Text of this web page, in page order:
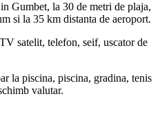
Gumbet, la 30 de metri de plaja,
si la 35 km distanta de aeroport.
satelit, telefon, seif, uscator de
la piscina, piscina, gradina, tenis
valutar.